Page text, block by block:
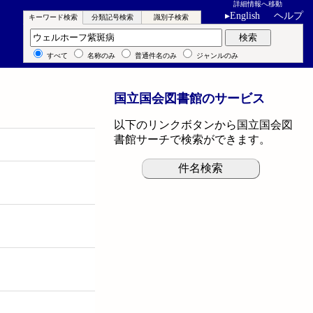
詳細情報へ移動
▸English ヘルプ
キーワード検索 分類記号検索 識別子検索
キーワード検索 検索
すべて 名称のみ 普通件名のみ ジャンルのみ
国立国会図書館のサービス
以下のリンクボタンから国立国会図
書館サーチで検索ができます。
件名検索